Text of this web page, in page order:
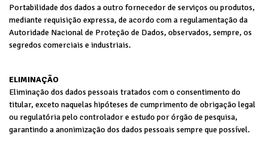
Portabilidade dos dados a outro fornecedor de serviços ou produtos,
mediante requisição expressa, de acordo com a regulamentação da
Autoridade Nacional de Proteção de Dados, observados, sempre, os
segredos comerciais e industriais.
ELIMINAÇÃO
Eliminação dos dados pessoais tratados com o consentimento do
titular, exceto naquelas hipóteses de cumprimento de obrigação legal
ou regulatória pelo controlador e estudo por órgão de pesquisa,
garantindo a anonimização dos dados pessoais sempre que possível.